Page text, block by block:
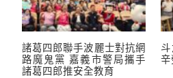
諸葛四郎聯手波麗士對抗網
路魔鬼黨 嘉義市警局攜手
諸葛四郎推安全教育